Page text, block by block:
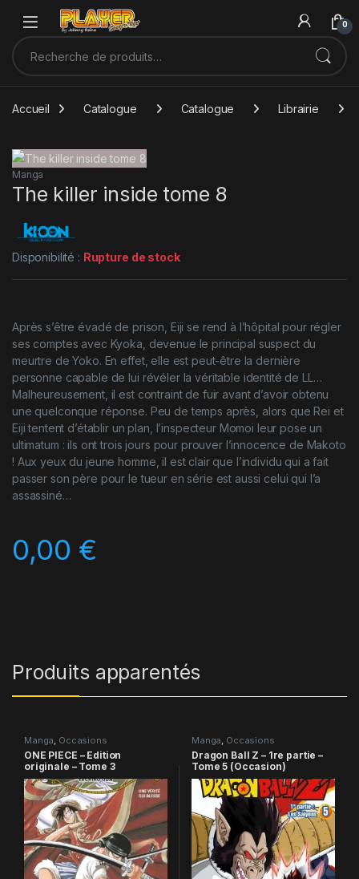
Sauter à la navigation
Skip to content
0
Recherche pour :
Accueil Catalogue Catalogue Librairie
Manga
The killer inside tome 8
Disponibilité : Rupture de stock
Après s’être évadé de prison, Eiji se rend à l’hôpital pour régler
ses comptes avec Kyoka, devenue le principal suspect du
meurtre de Yoko. En effet, elle est peut-être la dernière
personne capable de lui révéler la véritable identité de LL…
Malheureusement, il est contraint de fuir avant d’avoir obtenu
une quelconque réponse. Peu de temps après, alors que Rei et
Eiji tentent d’établir un plan, l’inspecteur Momoi leur pose un
ultimatum : ils ont trois jours pour prouver l’innocence de Makoto
! Aux yeux du jeune homme, il est clair que l’individu qui a fait
passer son père pour le tueur en série est aussi celui qui l’a
assassiné…
0,00 €
Produits apparentés
Manga, Occasions
ONE PIECE – Edition
originale – Tome 3
Manga, Occasions
Dragon Ball Z – 1re partie –
Tome 5 (Occasion)